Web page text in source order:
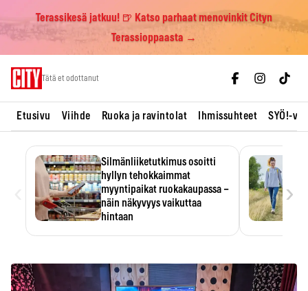
Terassikesä jatkuu! 🍺 Katso parhaat menovinkit Cityn
Terassioppaasta →
Tätä et odottanut
Etusivu Viihde Ruoka ja ravintolat Ihmissuhteet SYÖ!-
Silmänliiketutkimus osoitti
hyllyn tehokkaimmat
myyntipaikat ruokakaupassa –
näin näkyvyys vaikuttaa
hintaan
›